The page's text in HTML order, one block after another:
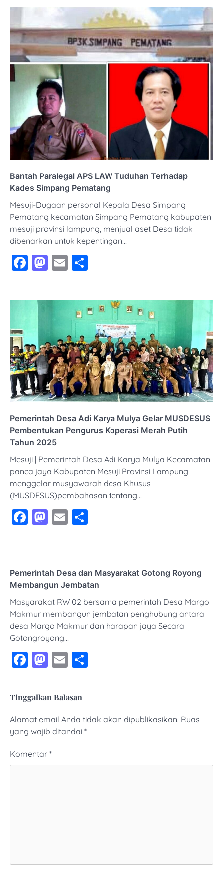
Bantah Paralegal APS LAW Tuduhan Terhadap
Kades Simpang Pematang
Mesuji-Dugaan personal Kepala Desa Simpang
Pematang kecamatan Simpang Pematang kabupaten
mesuji provinsi lampung, menjual aset Desa tidak
dibenarkan untuk kepentingan…
Facebook
Mastodon
Email
Pemerintah Desa Adi Karya Mulya Gelar MUSDESUS
Pembentukan Pengurus Koperasi Merah Putih
Tahun 2025
Mesuji | Pemerintah Desa Adi Karya Mulya Kecamatan
panca jaya Kabupaten Mesuji Provinsi Lampung
menggelar musyawarah desa Khusus
(MUSDESUS)pembahasan tentang…
Facebook
Mastodon
Email
Pemerintah Desa dan Masyarakat Gotong Royong
Membangun Jembatan
Masyarakat RW 02 bersama pemerintah Desa Margo
Makmur membangun jembatan penghubung antara
desa Margo Makmur dan harapan jaya Secara
Gotongroyong…
Facebook
Mastodon
Email
Tinggalkan Balasan
Alamat email Anda tidak akan dipublikasikan. Ruas
yang wajib ditandai *
Komentar *